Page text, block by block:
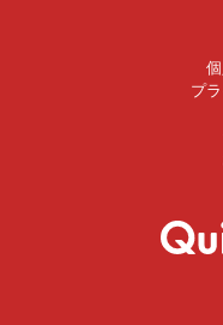
プ